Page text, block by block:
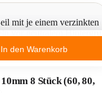
8 Stück (60, 80,
In den Warenkorb